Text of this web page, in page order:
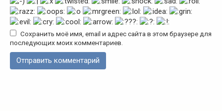
Сохранить моё имя, email и адрес сайта в этом браузере для
последующих моих комментариев.